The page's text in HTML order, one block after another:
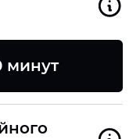
минут